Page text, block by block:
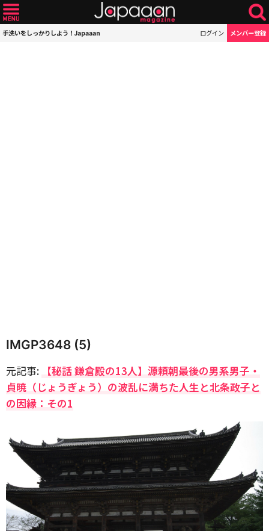
手洗いをしっかりしよう！Japaaan ログイン メンバー登録
IMGP3648 (5)
元記事: 【秘話 鎌倉殿の13人】源頼朝最後の男系男子・
貞暁（じょうぎょう）の波乱に満ちた人生と北条政子と
の因縁：その1